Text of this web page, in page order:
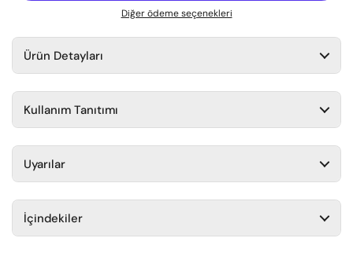
Diğer ödeme seçenekleri
Ürün Detayları
Kullanım Tanıtımı
Uyarılar
İçindekiler